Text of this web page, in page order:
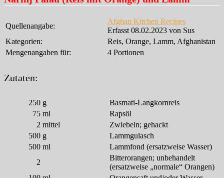
Quellenangabe:
Afghan Kitchen Recipes
Erfasst 08.02.2023 von Sus
Kategorien:
Reis, Orange, Lamm, Afghanistan
Mengenangaben für:
4 Portionen
Zutaten:
250 g
Basmati-Langkornreis
75 ml
Rapsöl
2 mittel
Zwiebeln; gehackt
500 g
Lammgulasch
500 ml
Lammfond (ersatzweise Wasser)
2
Bitterorangen; unbehandelt
(ersatzweise „normale“ Orangen)